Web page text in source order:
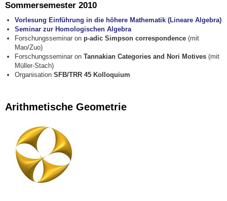
Sommersemester 2010
Vorlesung Einführung in die höhere Mathematik (Lineare Algebra)
Seminar zur Homologischen Algebra
Forschungsseminar onp-adic Simpson correspondence (mit
Mao/Zuo)
Forschungsseminar onTannakian Categories and Nori Motives (mit
Müller-Stach)
OrganisationSFB/TRR 45 Kolloquium
Arithmetische Geometrie